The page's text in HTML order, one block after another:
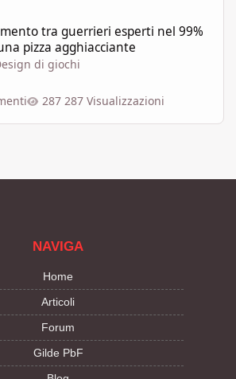
tra guerrieri esperti nel 99%
pizza agghiacciante
di giochi
287 Visualizzazioni
NAVIGA
Home
Articoli
Forum
Gilde PbF